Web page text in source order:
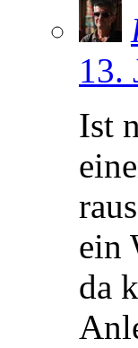
13.
Ist
ein
da